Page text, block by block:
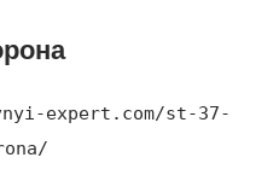
expert.com/st-37-